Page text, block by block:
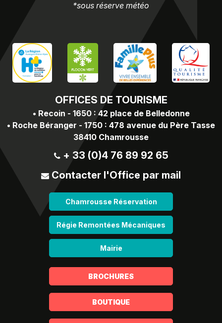
OFFICES DE TOURISME
• Recoin - 1650 : 42 place de Belledonne
• Roche Béranger - 1750 : 478 avenue du Père Tasse
38410 Chamrousse
+ 33 (0)4 76 89 92 65
Contacter l'Office par mail
Chamrousse Réservation
Régie Remontées Mécaniques
Mairie
*sous réserve météo
BROCHURES
BOUTIQUE